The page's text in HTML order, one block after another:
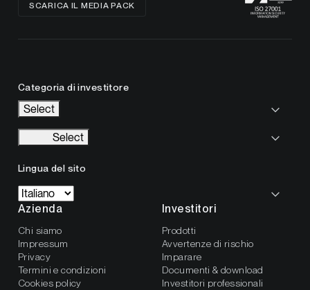
SCARICA IL MEDIA PACK
Categoria di investitore
Select
Select
Lingua del sito
Azienda
Chi siamo
Impressum
Privacy
Termini e condizioni
Cookies policy
Investitori
Prodotti
Avvertenze di rischio
Imparare
Documenti & download
Investitori professionali